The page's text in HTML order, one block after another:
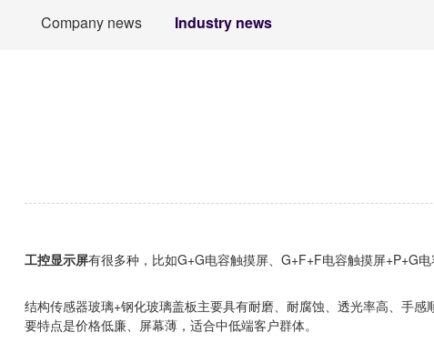
Company news Industry news
工控显示屏有很多种，比如G+G电容触摸屏、G+F+F电容触摸屏+P+G
结构传感器玻璃+钢化玻璃盖板主要具有耐磨、耐腐蚀、透光率高、手
要特点是价格低廉、屏幕薄，适合中低端客户群体。